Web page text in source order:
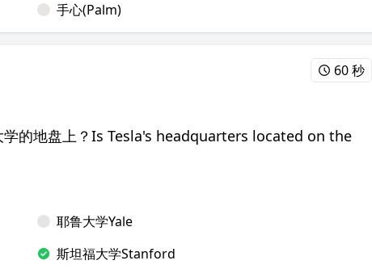
手心(Palm)
60 秒
学的地盘上？Is Tesla's headquarters located on the
耶鲁大学Yale
斯坦福大学Stanford